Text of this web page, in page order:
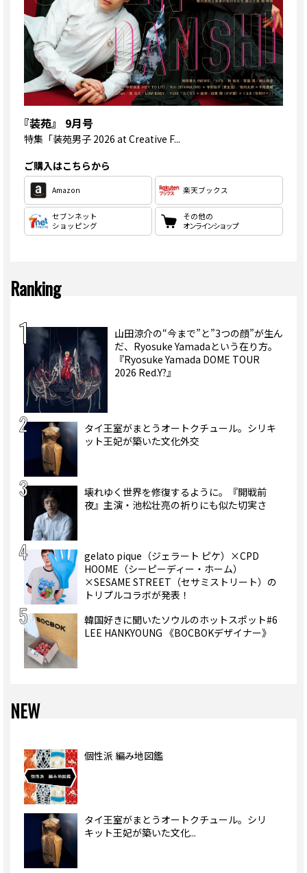
『装苑』 9月号
特集 「装苑男子 2026 at Creative F...
ご購入はこちらから
Amazon 楽天ブックス
セブンネット
ショッピング
その他の
オンラインショップ
Ranking
山田涼介の“今まで”と”3つの顔”が生ん
だ、Ryosuke Yamadaという在り方。
『Ryosuke Yamada DOME TOUR
2026 Red.Y?』
タイ王室がまとうオートクチュール。シリキ
ット王妃が築いた文化外交
壊れゆく世界を修復するように。『開戦前
夜』主演・池松壮亮の祈りにも似た切実さ
gelato pique（ジェラート ピケ）×CPD
HOOME（シーピーディー・ホーム）
×SESAME STREET（セサミストリート）の
トリプルコラボが発表！
韓国好きに聞いたソウルのホットスポット#6
LEE HANKYOUNG 《BOCBOKデザイナー》
NEW
個性派 編み地図鑑
タイ王室がまとうオートクチュール。シリ
キット王妃が築いた文化...